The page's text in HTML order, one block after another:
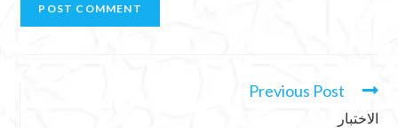
Previous Post
الاختبار